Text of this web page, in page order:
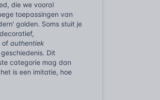
die we vooral
toepassingen van
golden. Soms stuit je
ofauthentiek
Dit
categorie mag dan
is een imitatie, hoe